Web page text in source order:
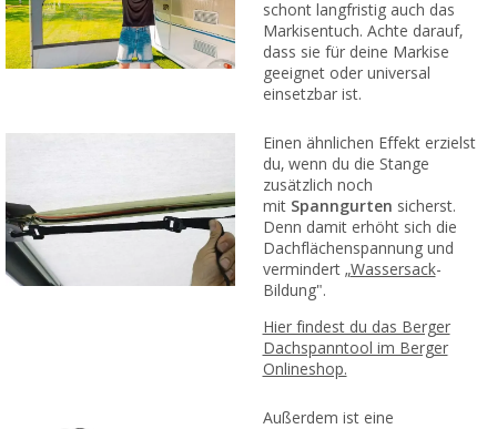
schont langfristig auch das
Markisentuch. Achte darauf,
dass sie für deine Markise
geeignet oder universal
einsetzbar ist.
Einen ähnlichen Effekt erzielst
du, wenn du die Stange
zusätzlich noch
mit Spanngurten sicherst.
Denn damit erhöht sich die
Dachflächenspannung und
vermindert „Wassersack-
Bildung".
Hier findest du das Berger
Dachspanntool im Berger
Onlineshop.
Außerdem ist eine